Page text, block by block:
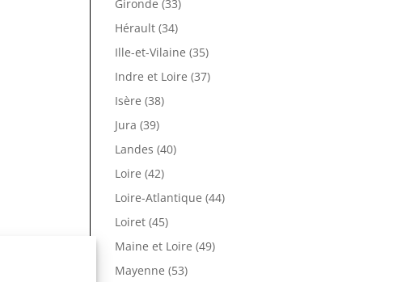
Gironde (33)
Hérault (34)
Ille-et-Vilaine (35)
Indre et Loire (37)
Isère (38)
Jura (39)
Landes (40)
Loire (42)
Loire-Atlantique (44)
Loiret (45)
Maine et Loire (49)
Mayenne (53)